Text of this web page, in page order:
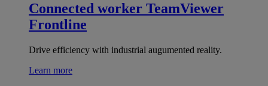
Connected worker TeamViewer
Frontline
Drive efficiency with industrial augumented reality.
Learn more